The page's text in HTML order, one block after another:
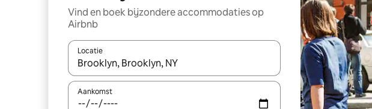
Vind en boek bijzondere accommodaties op
Airbnb
Locatie
Wanneer er resultaten beschikbaar zijn, maak je een keuze met je de
Aankomst